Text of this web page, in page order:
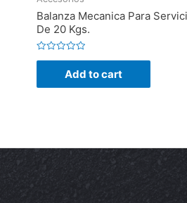
Balanza Mecanica Para
De 20 Kgs.
Rated
Add to cart